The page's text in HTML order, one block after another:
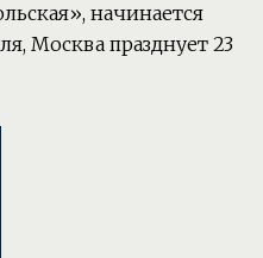
начинается
Москва празднует 23